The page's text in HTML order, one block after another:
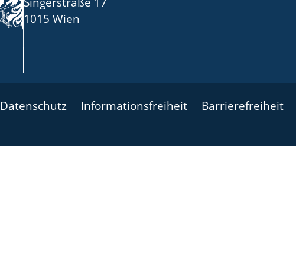
1015 Wien
Datenschutz Informationsfreiheit Barrierefreiheit